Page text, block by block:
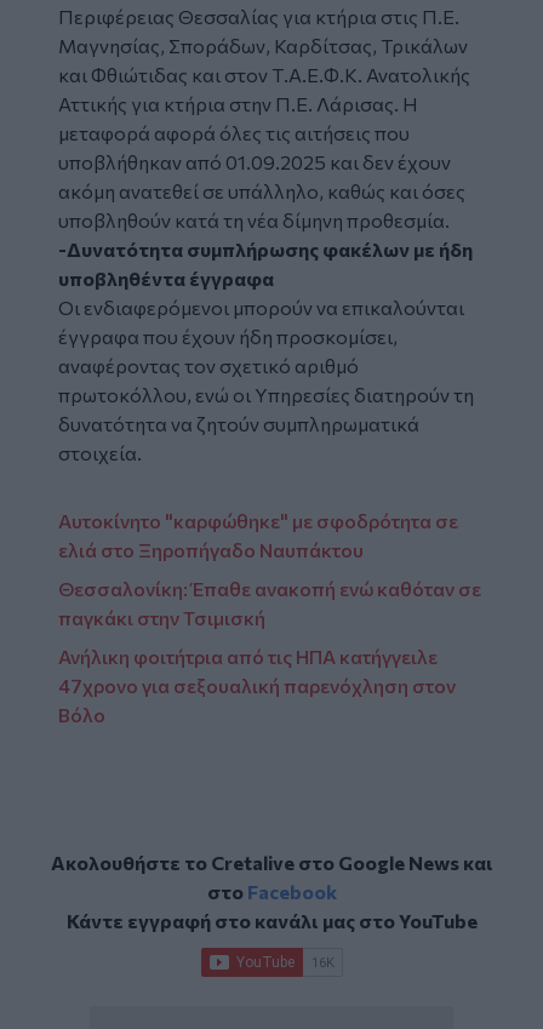
Περιφέρειας Θεσσαλίας για κτήρια στις Π.Ε.
Μαγνησίας, Σποράδων, Καρδίτσας, Τρικάλων
και Φθιώτιδας και στον Τ.Α.Ε.Φ.Κ. Ανατολικής
Αττικής για κτήρια στην Π.Ε. Λάρισας. Η
μεταφορά αφορά όλες τις αιτήσεις που
υποβλήθηκαν από 01.09.2025 και δεν έχουν
ακόμη ανατεθεί σε υπάλληλο, καθώς και όσες
υποβληθούν κατά τη νέα δίμηνη προθεσμία.
-Δυνατότητα συμπλήρωσης φακέλων με ήδη
υποβληθέντα έγγραφα
Οι ενδιαφερόμενοι μπορούν να επικαλούνται
έγγραφα που έχουν ήδη προσκομίσει,
αναφέροντας τον σχετικό αριθμό
πρωτοκόλλου, ενώ οι Υπηρεσίες διατηρούν τη
δυνατότητα να ζητούν συμπληρωματικά
στοιχεία.
Αυτοκίνητο "καρφώθηκε" με σφοδρότητα σε
ελιά στο Ξηροπήγαδο Ναυπάκτου
Θεσσαλονίκη: Έπαθε ανακοπή ενώ καθόταν σε
παγκάκι στην Τσιμισκή
Ανήλικη φοιτήτρια από τις ΗΠΑ κατήγγειλε
47χρονο για σεξουαλική παρενόχληση στον
Βόλο
Ακολουθήστε το Cretalive στο Google Newsκαι
στο Facebook
Κάντε εγγραφή στο κανάλι μας στοYouTube